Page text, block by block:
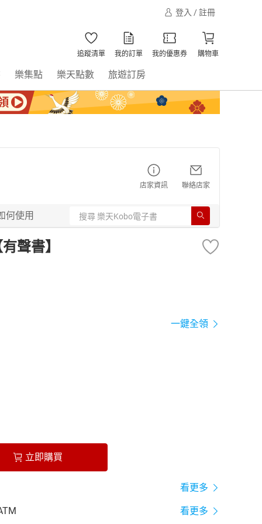
登入 / 註冊
追蹤清單 我的訂單 我的優惠券 購物車
樂集點 樂天點數 旅遊訂房
店家資訊 聯絡店家
何使用
聲書】
一鍵全領
立即購買
看更多
看更多